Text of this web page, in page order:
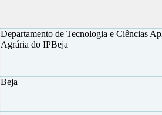
Departamento de Tecnologia e Ciências
Agrária do IPBeja
Beja